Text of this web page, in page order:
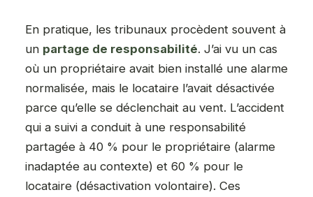
En pratique, les tribunaux procèdent souvent à
un partage de responsabilité. J’ai vu un cas
où un propriétaire avait bien installé une alarme
normalisée, mais le locataire l’avait désactivée
parce qu’elle se déclenchait au vent. L’accident
qui a suivi a conduit à une responsabilité
partagée à 40 % pour le propriétaire (alarme
inadaptée au contexte) et 60 % pour le
locataire (désactivation volontaire). Ces